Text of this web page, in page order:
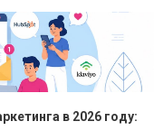
в 2026 году: